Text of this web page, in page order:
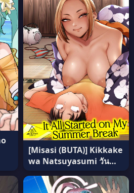
[Misasi (BUTA)] Kikkake
wa Natsuyasumi วัน
หยุดร้อน แปลไทย